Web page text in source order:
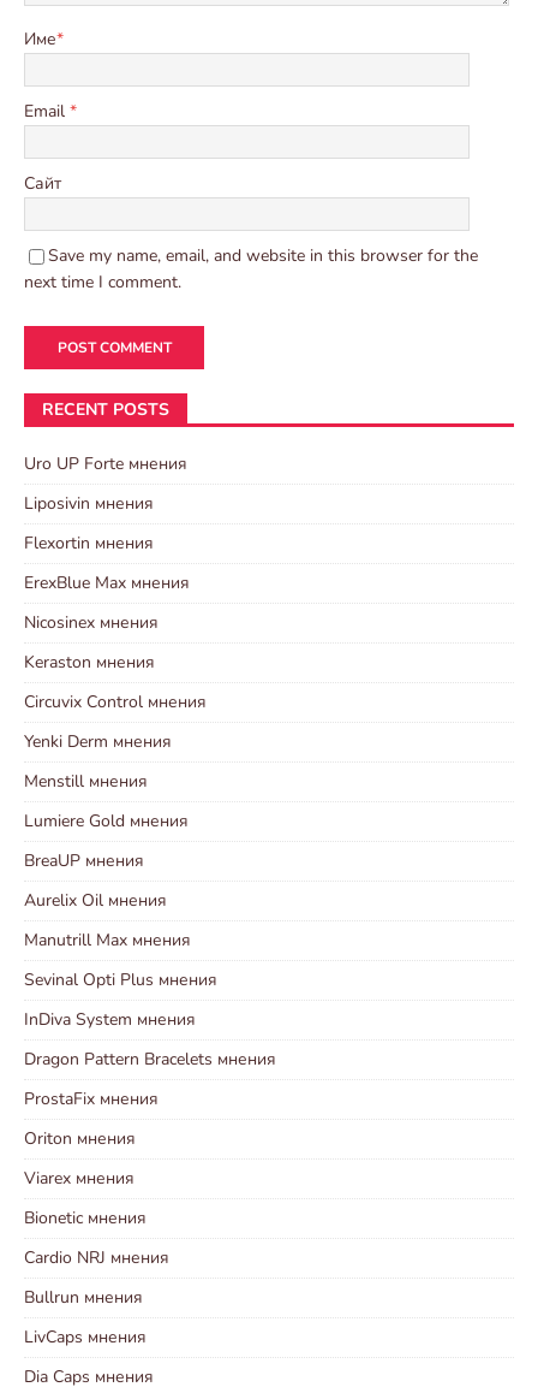
Име*
Email *
Сайт
Save my name, email, and website in this browser for the
next time I comment.
RECENT POSTS
Uro UP Forte мнения
Liposivin мнения
Flexortin мнения
ErexBlue Max мнения
Nicosinex мнения
Keraston мнения
Circuvix Control мнения
Yenki Derm мнения
Menstill мнения
Lumiere Gold мнения
BreaUP мнения
Aurelix Oil мнения
Manutrill Max мнения
Sevinal Opti Plus мнения
InDiva System мнения
Dragon Pattern Bracelets мнения
ProstaFix мнения
Oriton мнения
Viarex мнения
Bionetic мнения
Cardio NRJ мнения
Bullrun мнения
LivCaps мнения
Dia Caps мнения